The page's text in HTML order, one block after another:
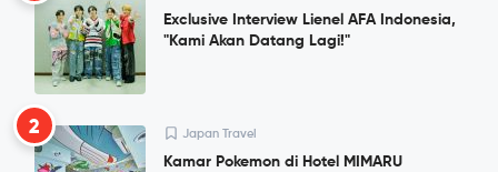
Exclusive Interview Lienel AFA Indonesia,
"Kami Akan Datang Lagi!"
2 Japan Travel
Kamar Pokemon di Hotel MIMARU